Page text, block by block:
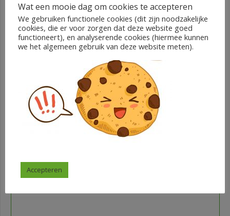
€6,50
Ieder zijn talent
Wat een mooie dag om cookies te accepteren
We gebruiken functionele cookies (dit zijn noodzakelijke
cookies, die er voor zorgen dat deze website goed
functioneert), en analyserende cookies (hiermee kunnen
we het algemeen gebruik van deze website meten).
Accepteren